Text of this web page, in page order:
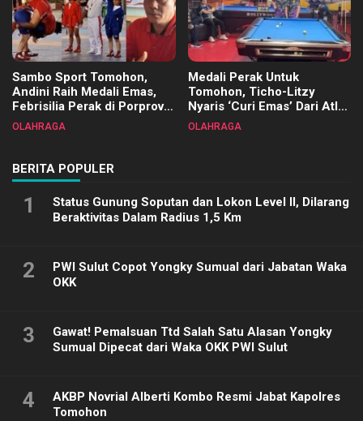
Sambo Sport Tomohon,
Andini Raih Medali Emas,
Febrisilia Perak di Porprov
Sulut 2025
OLAHRAGA
Medali Perak Untuk
Tomohon, Ticho-Litzy
Nyaris ‘Curi Emas’ Dari Atlet
Biliar PON di Porprov Sulut
OLAHRAGA
BERITA POPULER
1
Status Gunung Soputan dan Lokon Level II, Dilarang
Beraktivitas Dalam Radius 1,5 Km
2
PWI Sulut Copot Yongky Sumual dari Jabatan Waka
OKK
3
Gawat! Pemalsuan Ttd Salah Satu Alasan Yongky
Sumual Dipecat dari Waka OKK PWI Sulut
4
AKBP Novrial Alberti Kombo Resmi Jabat Kapolres
Tomohon